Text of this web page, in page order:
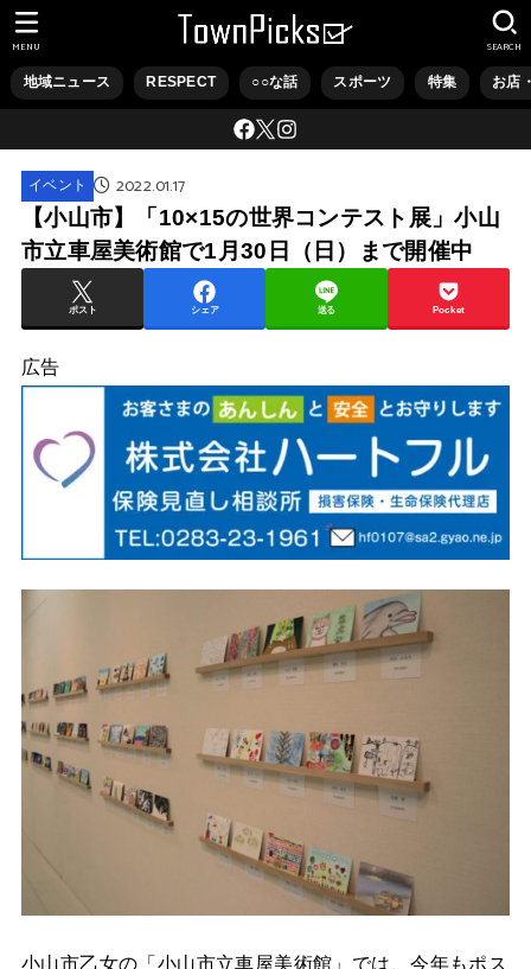
地域ニュース RESPECT ○○な話 スポーツ 特集 お店
SEARCH
MENU
イベント 2022.01.17
【小山市】「10×15の世界コンテスト展」小山
市立車屋美術館で1月30日（日）まで開催中
ポスト シェア 送る Pocket
広告
小山市乙女の「小山市立車屋美術館」では、今年もポス